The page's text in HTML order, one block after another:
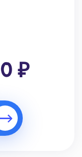
₽